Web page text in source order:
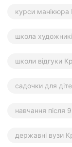
курси манікюра
школа
школи відгуки
садочки для
навчання після
державні вузи